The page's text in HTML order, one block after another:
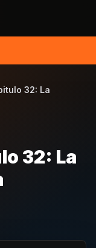
32: La
32: La